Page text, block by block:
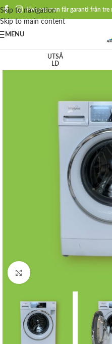
Skip to navigation
Skip to main content
Hos oss man får garanti från tre
MENU
UTSÅ
LD
Click to enlarge